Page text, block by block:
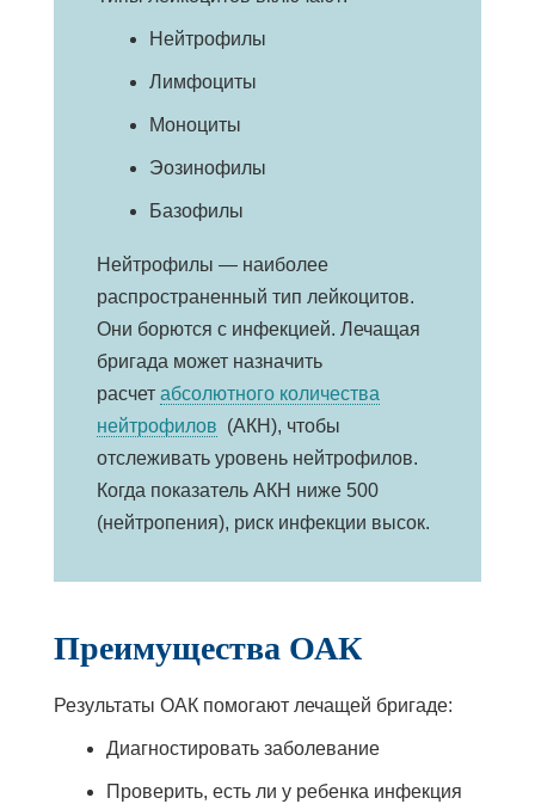
Нейтрофилы
Лимфоциты
Моноциты
Эозинофилы
Базофилы
Нейтрофилы — наиболее
распространенный тип лейкоцитов.
Они борются с инфекцией. Лечащая
бригада может назначить
расчет абсолютного количества
нейтрофилов (АКН), чтобы
отслеживать уровень нейтрофилов.
Когда показатель АКН ниже 500
(нейтропения), риск инфекции высок.
Преимущества ОАК
Результаты ОАК помогают лечащей бригаде:
Диагностировать заболевание
Проверить, есть ли у ребенка инфекция